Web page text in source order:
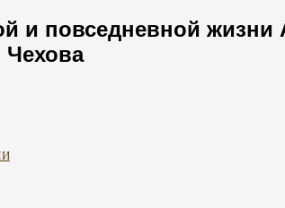
и повседневной жизни
Чехова